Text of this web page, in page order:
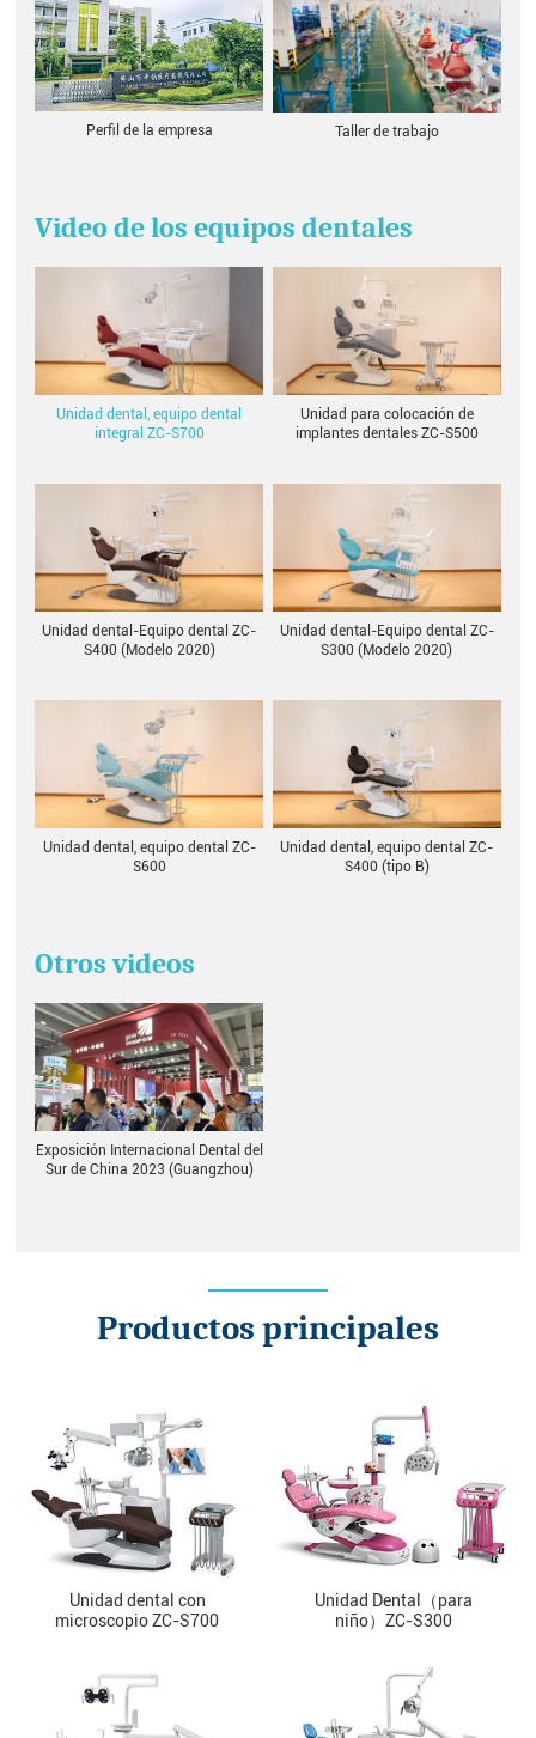
Perfil de la empresa Taller de trabajo
Video de los equipos dentales
Unidad dental, equipo dental
integral ZC-S700
Unidad para colocación de
implantes dentales ZC-S500
Unidad dental-Equipo dental ZC-
S400 (Modelo 2020)
Unidad dental-Equipo dental ZC-
S300 (Modelo 2020)
Unidad dental, equipo dental ZC-
S600
Unidad dental, equipo dental ZC-
S400 (tipo B)
Otros videos
Exposición Internacional Dental del
Sur de China 2023 (Guangzhou)
Productos principales
Unidad dental con
microscopio ZC-S700
Unidad Dental（para
niño）ZC-S300